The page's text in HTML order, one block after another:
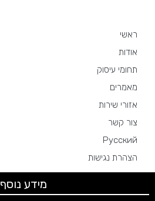
ראשי
אודות
תחומי עיסוק
מאמרים
אזורי שירות
צור קשר
Русский
הצהרת נגישות
מידע נוסף